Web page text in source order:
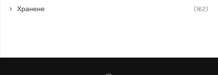
Хранене (162)